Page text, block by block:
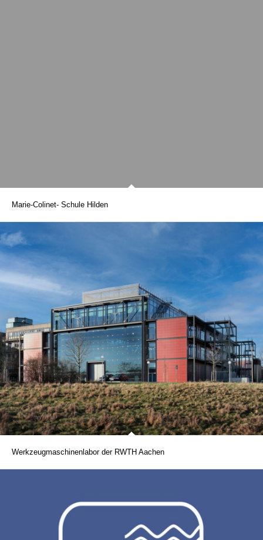
Marie-Colinet- Schule Hilden
Werkzeugmaschinenlabor der RWTH Aachen